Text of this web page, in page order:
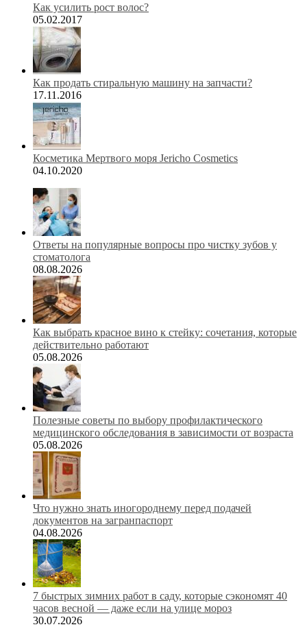
Как усилить рост волос?
05.02.2017
Как продать стиральную машину на запчасти?
17.11.2016
Косметика Мертвого моря Jericho Cosmetics
04.10.2020
Ответы на популярные вопросы про чистку зубов у
стоматолога
08.08.2026
Как выбрать красное вино к стейку: сочетания, которые
действительно работают
05.08.2026
Полезные советы по выбору профилактического
медицинского обследования в зависимости от возраста
05.08.2026
Что нужно знать иногороднему перед подачей
документов на загранпаспорт
04.08.2026
7 быстрых зимних работ в саду, которые сэкономят 40
часов весной — даже если на улице мороз
30.07.2026